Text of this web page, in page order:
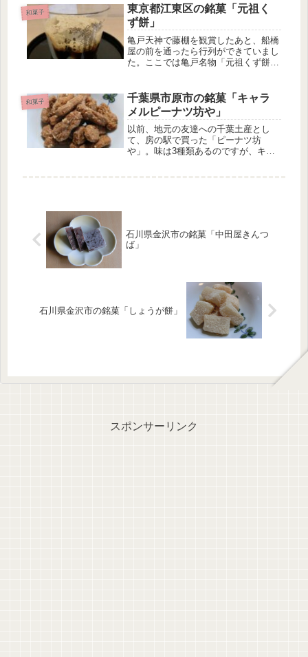
てみました。かんざしの特徴 ホイル
焼きのお菓子である マドレーヌのよ
うな...
和菓子
東京都江東区の銘菓「元祖く
ず餅」
亀戸天神で藤棚を観賞したあと、船橋
屋の前を通ったら行列ができていまし
た。ここでは亀戸名物「元祖くず餅」
社と東京都大田区池上本門寺と神奈川
県川崎市川崎大師の名物でもありま
す...
和菓子
千葉県市原市の銘菓「キャラ
メルピーナツ坊や」
以前、地元の友達への千葉土産とし
て、房の駅で買った「ピーナツ坊
や」。味は3種類あるのですが、キャ
石川県金沢市の銘菓「中田屋きんつ
ば」
石川県金沢市の銘菓「しょうが餅」
スポンサーリンク